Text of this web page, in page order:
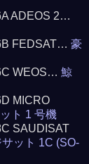
ADEOS 2…
FEDSAT…豪
WEOS…鯨
MICRO
ト 1 号機
SAUDISAT
ット 1C (SO-